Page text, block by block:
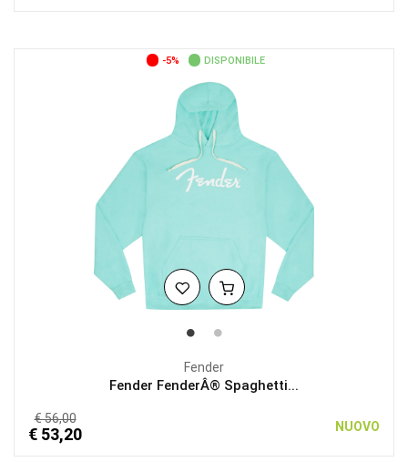
-5% DISPONIBILE
Fender
Fender FenderÂ® Spaghetti...
€ 56,00
€ 53,20 NUOVO